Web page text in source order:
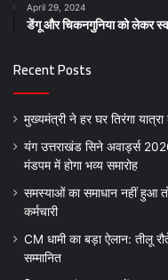
April 29, 2024
डेंगू और चिकनगुनिया को लेकर
Recent Posts
मुख्यमंत्री ने हर घर तिरंगा यात्रा
यंग उत्तराखंड सिने अवार्ड्स
मंडपम में होगा भव्य समारोह
समस्याओं का समाधान नहीं हुआ
कर्मचारी
CM धामी का बड़ा ऐलान: तीलू
सम्मानित